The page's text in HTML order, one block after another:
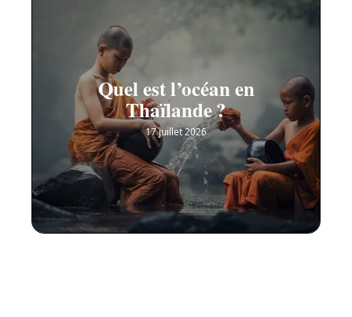
Quel est l’océan en
Thaïlande ?
17 juillet 2026